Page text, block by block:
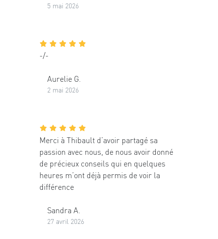
5 mai 2026
-/-
Aurelie G.
2 mai 2026
Merci à Thibault d’avoir partagé sa
passion avec nous, de nous avoir donné
de précieux conseils qui en quelques
heures m’ont déjà permis de voir la
différence
Sandra A.
27 avril 2026